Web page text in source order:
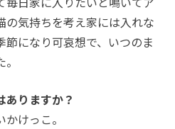
の気持ちを考え家には入れな
節になり可哀想で、いつのま
りますか？
けっこ。